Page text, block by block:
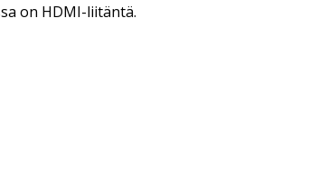
on HDMI-liitäntä.